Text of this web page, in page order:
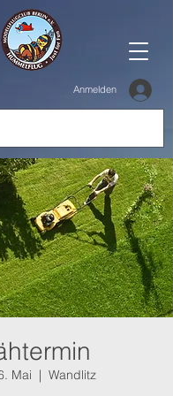
Anmelden
Mai
  |
Wandlitz